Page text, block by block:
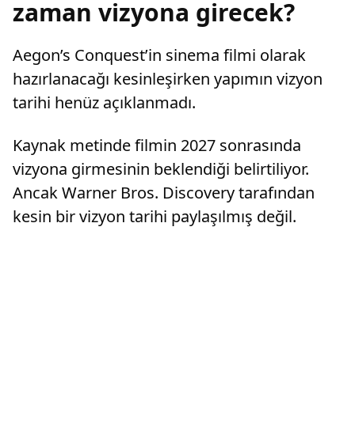
zaman vizyona girecek?
Aegon’s Conquest’in sinema filmi olarak
hazırlanacağı kesinleşirken yapımın vizyon
tarihi henüz açıklanmadı.
Kaynak metinde filmin 2027 sonrasında
vizyona girmesinin beklendiği belirtiliyor.
Ancak Warner Bros. Discovery tarafından
kesin bir vizyon tarihi paylaşılmış değil.